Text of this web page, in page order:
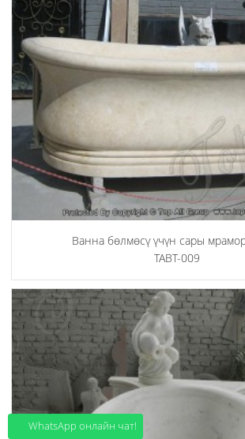
Ванна бөлмөсү үчүн сары
TABT-009
WhatsApp онлайн чат!